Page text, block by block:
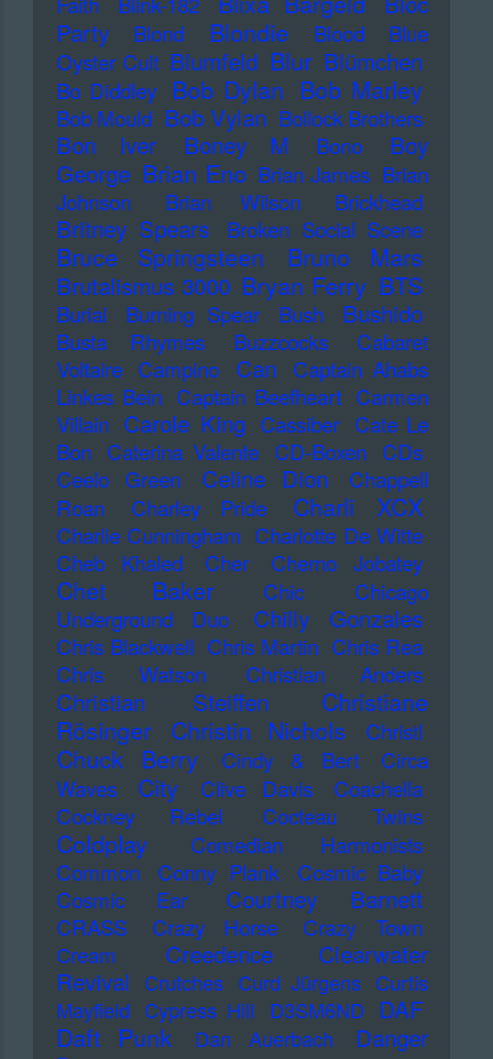
Party
Blond Blondie Blood
Blue
Oyster Cult Blumfeld Blur Blümchen
Bo Diddley Bob Dylan Bob Marley
Bob Mould Bob Vylan Bollock Brothers
Bon Iver Boney M Bono
Boy
George Brian Eno Brian James Brian
Johnson
Brian Wilson Brickhead
Britney Spears Broken Social Scene
Bruce Springsteen Bruno Mars
Brutalismus 3000 Bryan Ferry BTS
Burial Burning Spear Bush Bushido
Busta Rhymes Buzzcocks
Cabaret
Voltaire Campino Can
Captain Ahabs
Linkes Bein Captain Beefheart Carmen
Villain Carole King Cassiber Cate Le
Bon
Caterina Valente CD-Boxen
CDs
Ceelo Green
Celine Dion
Chappell
Roan
Charley Pride Charli XCX
Charlie Cunningham Charlotte De Witte
Cheb Khaled
Cher Cherno Jobatey
Chet Baker Chic
Chicago
Underground Duo
Chilly Gonzales
Chris Blackwell Chris Martin Chris Rea
Chris Watson
Christian Anders
Christian Steiffen
Christiane
Rösinger
Christin Nichols Christl
Chuck Berry Cindy & Bert
Circa
Waves
City Clive Davis
Coachella
Cockney Rebel
Cocteau Twins
Coldplay
Comedian Harmonists
Common
Conny Plank
Cosmic Baby
Cosmic Ear
Courtney Barnett
CRASS Crazy Horse Crazy Town
Cream
Creedence Clearwater
Revival
Crutches Curd Jürgens Curtis
Mayfield Cypress Hill D3SM6ND DAF
Daft Punk Dan Auerbach
Danger